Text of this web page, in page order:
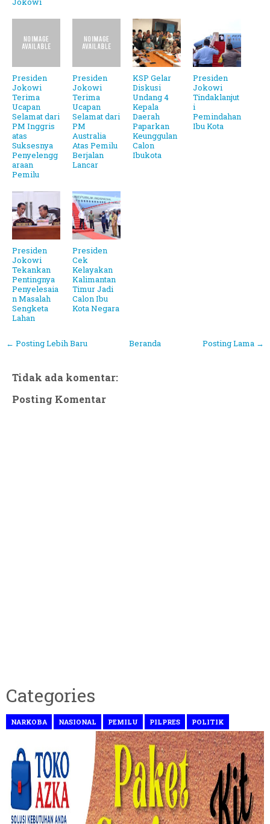
Presiden
Jokowi
Terima
Ucapan
Selamat dari
PM Inggris
atas
Suksesnya
Penyelengg
araan
Pemilu
Presiden
Jokowi
Terima
Ucapan
Selamat dari
PM
Australia
Atas Pemilu
Berjalan
Lancar
KSP Gelar
Diskusi
Undang 4
Kepala
Daerah
Paparkan
Keunggulan
Calon
Ibukota
Presiden
Jokowi
Tindaklanjut
i
Pemindahan
Ibu Kota
Presiden
Jokowi
Tekankan
Pentingnya
Penyelesaia
n Masalah
Sengketa
Lahan
Presiden
Cek
Kelayakan
Kalimantan
Timur Jadi
Calon Ibu
Kota Negara
← Posting Lebih Baru Posting Lama →
Beranda
Tidak ada komentar:
Posting Komentar
Categories
NARKOBA NASIONAL PEMILU PILPRES POLITIK